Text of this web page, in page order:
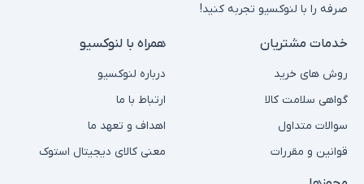
صرفه را با لنوکسیو تجربه کنید!
خدمات مشتریان
روش های خرید
گواهی سلامت کالا
سوالات متداول
قوانین و مقررات
همراه با لنوکسیو
درباره لنوکسیو
ارتباط با ما
اهداف و تعهد ما
معنی کالای دیجیتال استوک